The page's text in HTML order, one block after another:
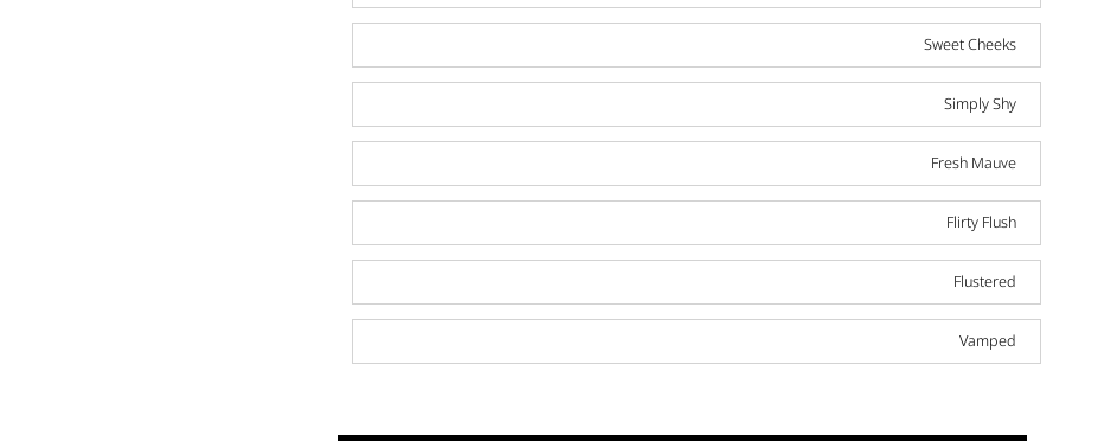
Sweet Cheeks
Simply Shy
Fresh Mauve
Flirty Flush
Flustered
Vamped